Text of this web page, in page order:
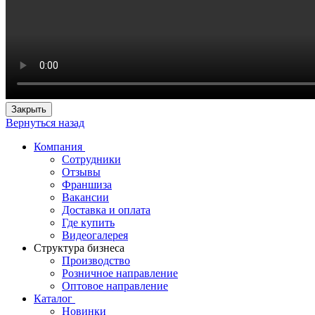
Закрыть
Вернуться назад
Компания
Сотрудники
Отзывы
Франшиза
Вакансии
Доставка и оплата
Где купить
Видеогалерея
Структура бизнеса
Производство
Розничное направление
Оптовое направление
Каталог
Новинки